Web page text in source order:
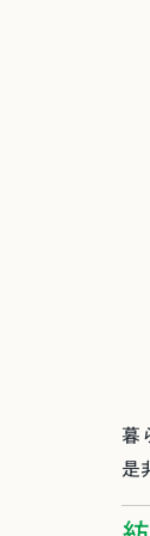
暮
是